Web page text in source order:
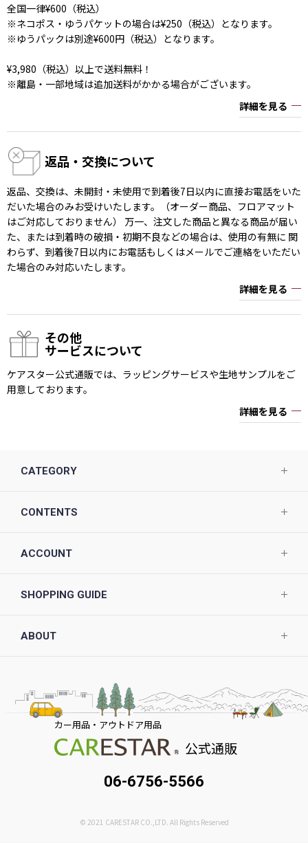
全国一律¥600（税込）
※ネコポス・ゆうパケットの場合は¥250（税込）となります。
※ゆうパックは別途¥600円（税込）となります。
¥3,980（税込）以上で送料無料！
※離島・一部地域は追加送料がかかる場合がございます。
詳細を見る
返品・交換について
返品、交換は、未開封・未使用で到着後7日以内に直接お電話をいた
だいた場合のみお受けいたします。（オーダー商品、フロアマット
はご対応しておりません） 万一、注文した商品と異なる商品が届い
た、または到着時の破損・初期不良などの場合は、使用の有無に 関
わらず、到着後7日以内にお電話もしくはメールでご連絡をいただい
た場合のみ対応いたします。
詳細を見る
その他
サービスについて
ケアスター公式通販では、ラッピングサービスや生地サンプルをご
用意しております。
詳細を見る
CATEGORY
CONTENTS
ACCOUNT
SHOPPING GUIDE
ABOUT
カー用品・アウトドア用品
公式通販
06-6756-5566
© 2021 CARESTAR CO.,LTD. All Rights Reserved